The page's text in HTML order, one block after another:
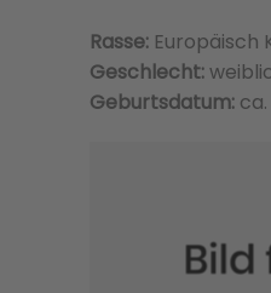
Rasse: Europäisch
Geschlecht:
Geburtsdatum: